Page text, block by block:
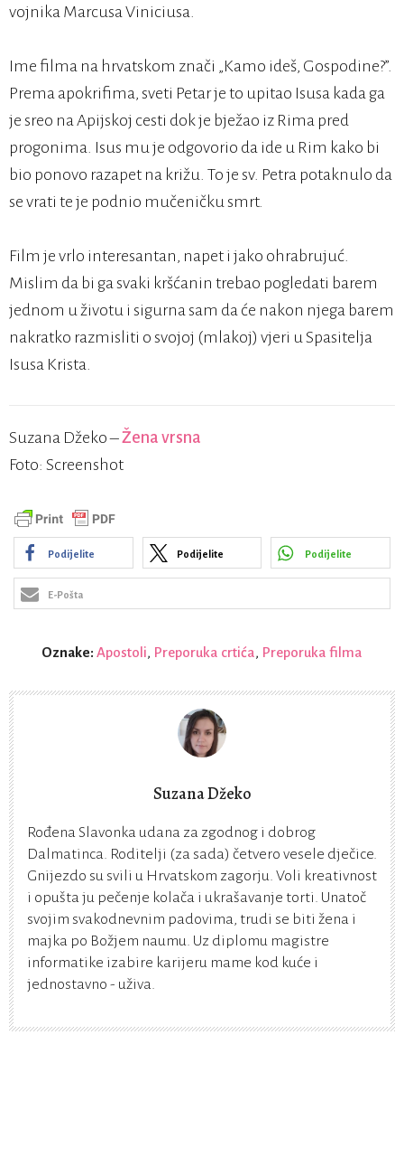
vojnika Marcusa Viniciusa.
Ime filma na hrvatskom znači „Kamo ideš, Gospodine?”.
Prema apokrifima, sveti Petar je to upitao Isusa kada ga
je sreo na Apijskoj cesti dok je bježao iz Rima pred
progonima. Isus mu je odgovorio da ide u Rim kako bi
bio ponovo razapet na križu. To je sv. Petra potaknulo da
se vrati te je podnio mučeničku smrt.
Film je vrlo interesantan, napet i jako ohrabrujuć.
Mislim da bi ga svaki kršćanin trebao pogledati barem
jednom u životu i sigurna sam da će nakon njega barem
nakratko razmisliti o svojoj (mlakoj) vjeri u Spasitelja
Isusa Krista.
Suzana Džeko –Žena vrsna
Foto: Screenshot
Podijelite Podijelite Podijelite
E-Pošta
Oznake: Apostoli, Preporuka crtića, Preporuka filma
Suzana Džeko
Rođena Slavonka udana za zgodnog i dobrog
Dalmatinca. Roditelji (za sada) četvero vesele dječice.
Gnijezdo su svili u Hrvatskom zagorju. Voli kreativnost
i opušta ju pečenje kolača i ukrašavanje torti. Unatoč
svojim svakodnevnim padovima, trudi se biti žena i
majka po Božjem naumu. Uz diplomu magistre
informatike izabire karijeru mame kod kuće i
jednostavno - uživa.